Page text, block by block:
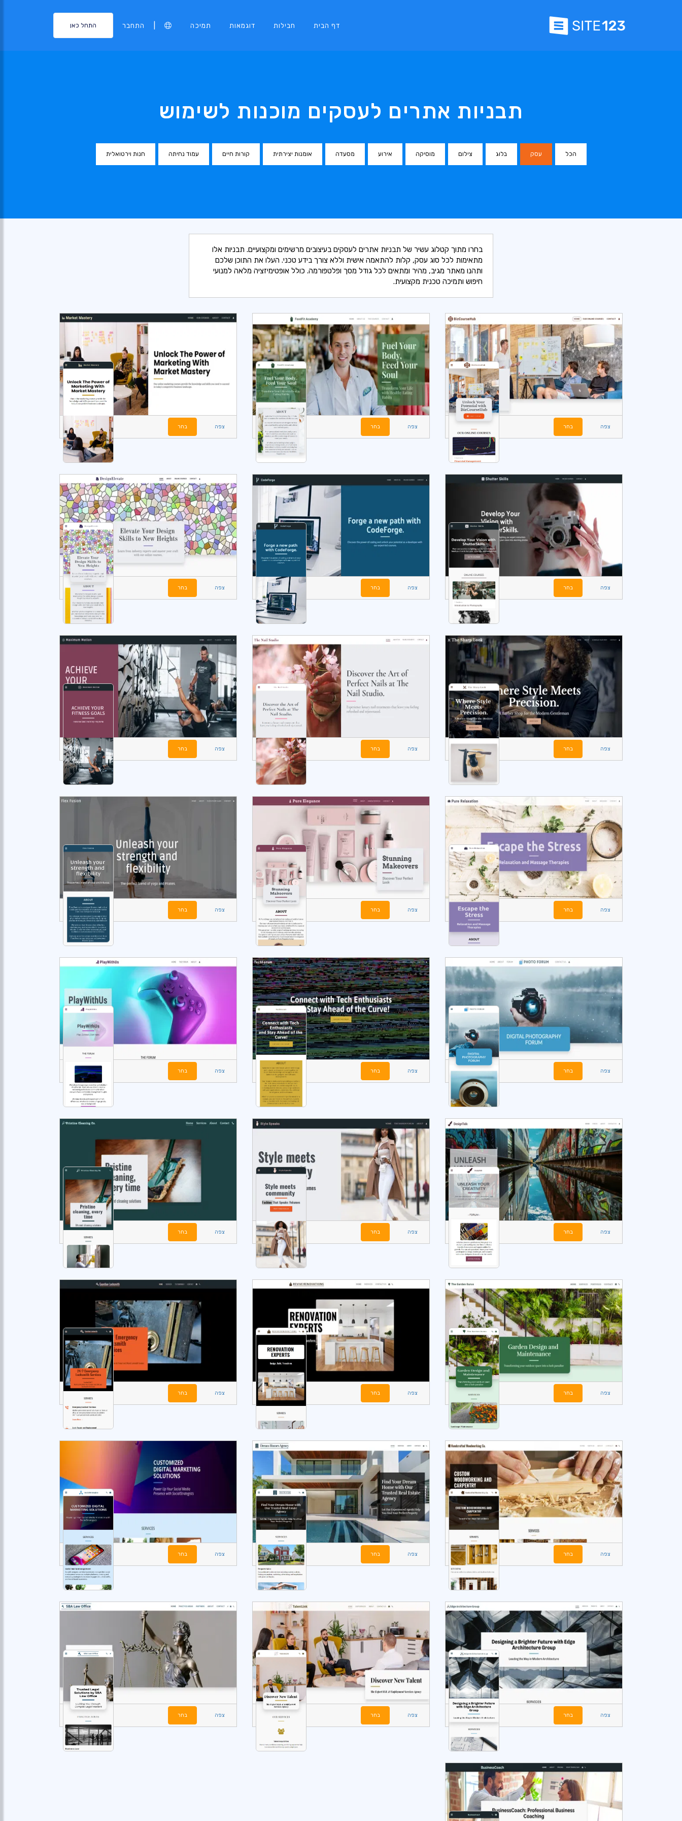
דף הבית חבילות דוגמאות תמיכה התחבר התחל כאן
תבניות אתרים לעסקים מוכנות לשימוש
הכל עסק בלוג צילום מוסיקה אירוע מסעדה אומנות יצירתית קורות חיים עמוד נחיתה חנות וירטואלית
בחרו מתוך קטלוג עשיר של תבניות אתרים לעסקים בעיצובים מרשימים ומקצועיים. תבניות אלו
מתאימות לכל סוג עסק, קלות להתאמה אישית וללא צורך בידע טכני. העלו את התוכן שלכם
ותהנו מאתר מגיב, מהיר ומתאים לכל גודל מסך ופלטפורמה. כולל אופטימיזציה מלאה למנועי
חיפוש ותמיכה טכנית מקצועית.
צפה בחר צפה בחר צפה בחר
צפה בחר צפה בחר צפה בחר
צפה בחר צפה בחר צפה בחר
צפה בחר צפה בחר צפה בחר
צפה בחר צפה בחר צפה בחר
צפה בחר צפה בחר צפה בחר
צפה בחר צפה בחר צפה בחר
צפה בחר צפה בחר צפה בחר
צפה בחר צפה בחר צפה בחר